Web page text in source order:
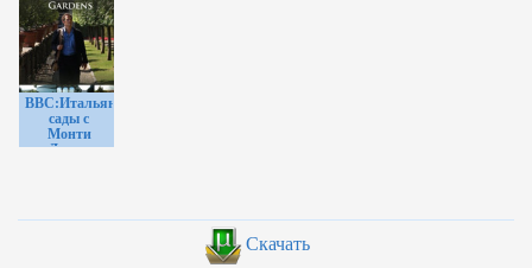
BBC:Итальянские
сады с
Монти
Доном
Скачать